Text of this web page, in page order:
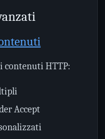
contenuti HTTP:
Accept